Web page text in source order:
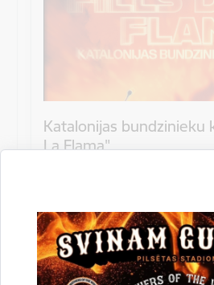
Katalonijas bundzinieku
La Flama"
Koncerts
Datums
12. novembris, 2022